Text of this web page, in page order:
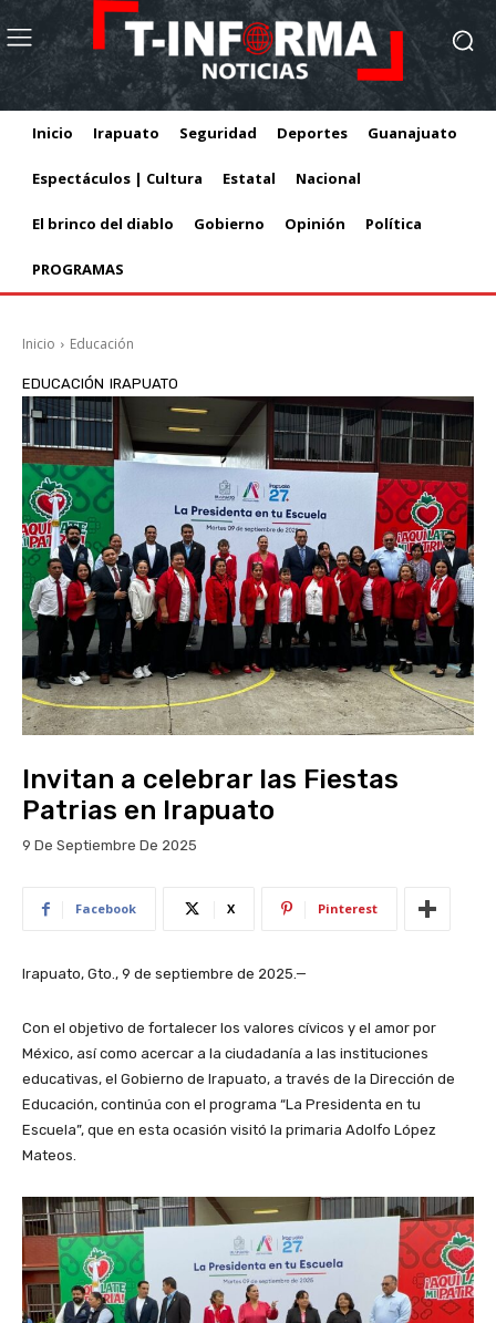
Inicio Irapuato Seguridad Deportes Guanajuato
Espectáculos | Cultura Estatal Nacional
El brinco del diablo Gobierno Opinión Política
PROGRAMAS
Inicio Educación
EDUCACIÓN IRAPUATO
Invitan a celebrar las Fiestas
Patrias en Irapuato
9 De Septiembre De 2025
Facebook X Pinterest
Irapuato, Gto., 9 de septiembre de 2025.—
Con el objetivo de fortalecer los valores cívicos y el amor por
México, así como acercar a la ciudadanía a las instituciones
educativas, el Gobierno de Irapuato, a través de la Dirección de
Educación, continúa con el programa “La Presidenta en tu
Escuela”, que en esta ocasión visitó la primaria Adolfo López
Mateos.